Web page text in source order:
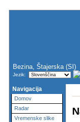
Bezina, Štajerska (SI)
Jezik:
Navigacija
Domov
Radar
Vremenske slike